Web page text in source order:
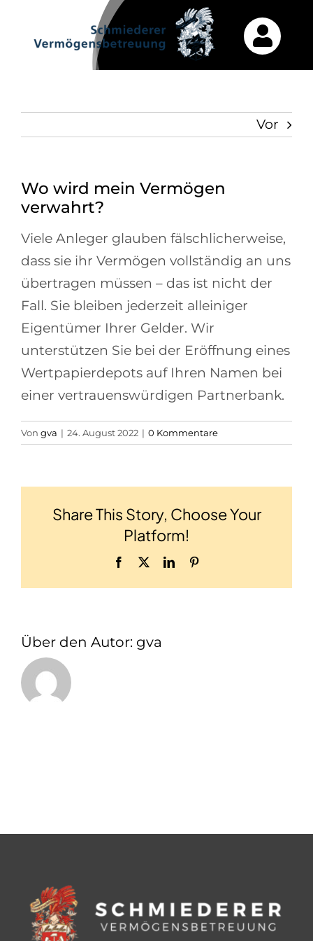
Vor
Wo wird mein Vermögen
verwahrt?
Viele Anleger glauben fälschlicherweise,
dass sie ihr Vermögen vollständig an uns
übertragen müssen – das ist nicht der
Fall. Sie bleiben jederzeit alleiniger
Eigentümer Ihrer Gelder. Wir
unterstützen Sie bei der Eröffnung eines
Wertpapierdepots auf Ihren Namen bei
einer vertrauenswürdigen Partnerbank.
Von gva | 24. August 2022 | 0 Kommentare
Share This Story, Choose Your
Platform!
Facebook LinkedIn
Über den Autor: gva